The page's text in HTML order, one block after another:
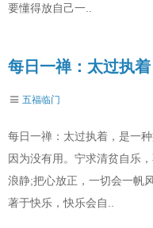
要懂得放自己一..
每日一禅：太过执
五福临门
每日一禅：太过执着，是一
因为没有用。宁求清贫自乐
浪静;把心放正，一切会一帆
著于快乐，快乐会自..